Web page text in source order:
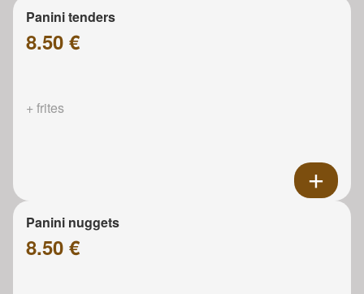
Panini tenders
8.50 €
+ frites
Panini nuggets
8.50 €